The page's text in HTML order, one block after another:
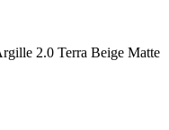
2.0 Terra Beige Matte